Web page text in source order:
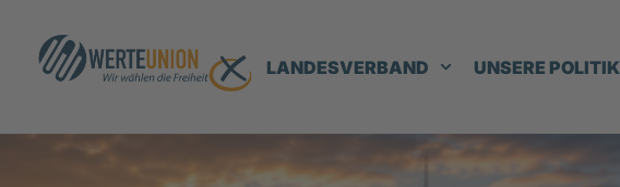
LANDESVERBAND UNSERE POLITIK